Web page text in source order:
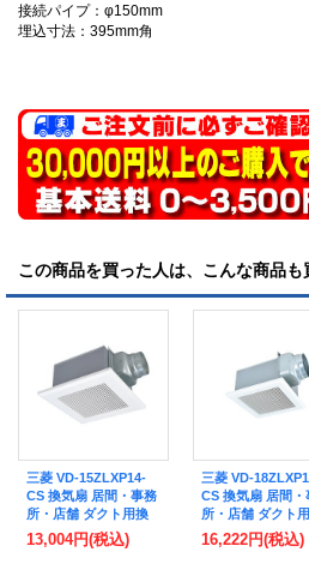
接続パイプ：φ150mm
埋込寸法：395mm角
この商品を買った人は、こんな商品も
三菱 VD-15ZLXP14-
CS 換気扇 居間・事務
所・店舗 ダクト用換
気扇 天井埋込形 24時
間換気 低騒音形 イン
13,004円(税込)
三菱 VD-
CS 換気扇 居間・
所・店舗 ダクト
気扇 天井埋込形
間換気 低騒音形
16,222円(税込)